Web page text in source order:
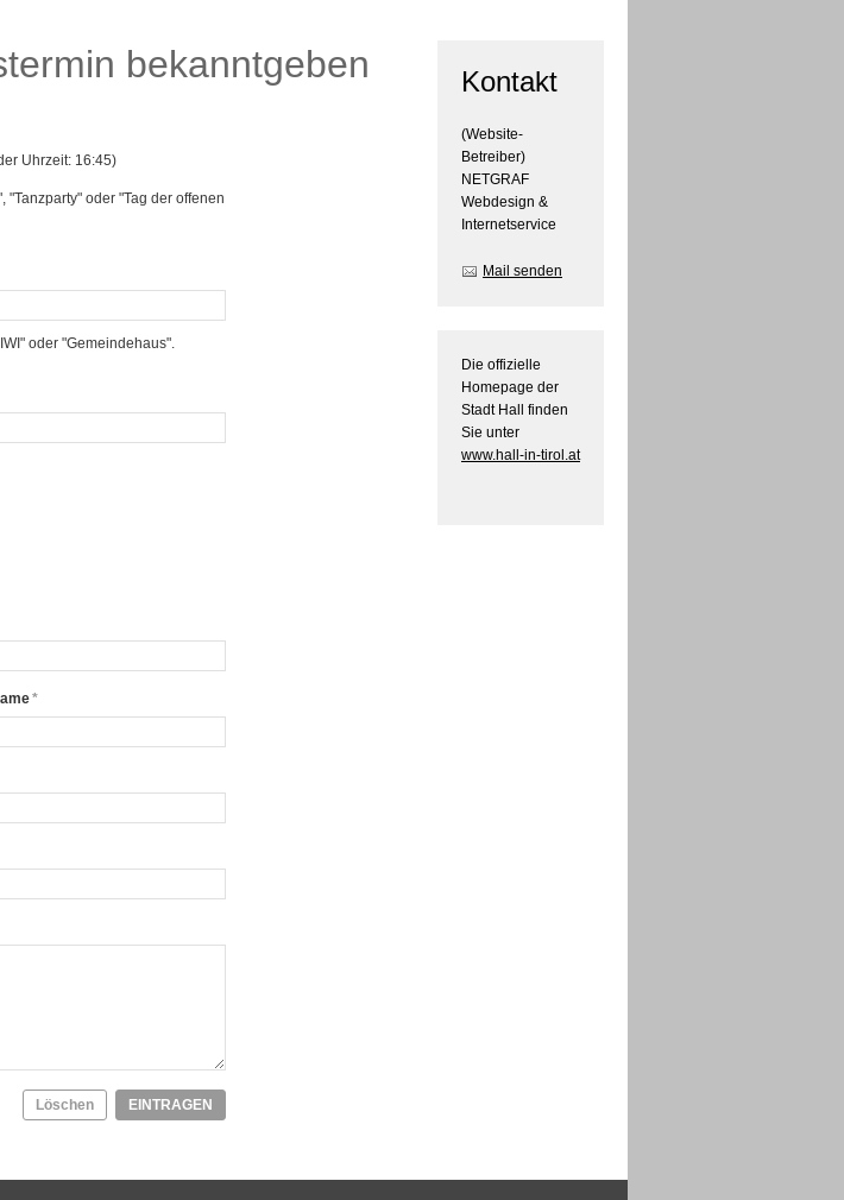
bekanntgeben
Uhrzeit: 16:45)
"Tanzparty" oder "Tag der offenen
oder "Gemeindehaus".
*
Löschen EINTRAGEN
Kontakt
(Website-
Betreiber)
NETGRAF
Webdesign &
Internetservice
Mail senden
Die offizielle
Homepage der
Stadt Hall finden
Sie unter
www.hall-in-tirol.at